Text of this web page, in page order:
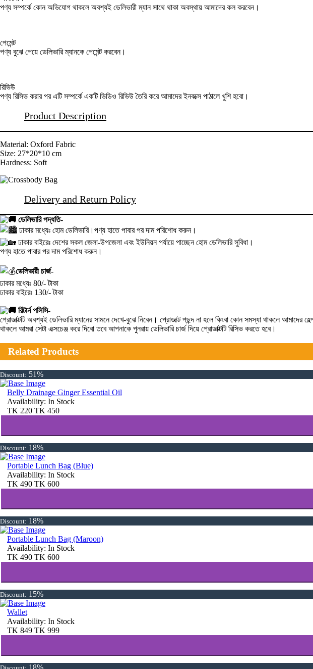
পণ্য সম্পর্কে কোন অভিযোগ থাকলে অবশ্যই ডেলিভারী ম্যান সাথে থাকা অবস্থায় আমাদের কল করবেন।
পেমেন্ট
পণ্য বুঝে পেয়ে ডেলিভারি ম্যানকে পেমেন্ট করবেন।
রিভিউ
পণ্য রিসিভ করার পর এটি সম্পর্কে একটি ভিডিও রিভিউ তৈরি করে আমাদের ইনবক্সে পাঠালে খুশি হবো।
Product Description
Material: Oxford Fabric
Size: 27*20*10 cm
Hardness: Soft
Delivery and Return Policy
ডেলিভারি পদ্ধতি-
ঢাকার মধ্যেঃ হোম ডেলিভারি।পণ্য হাতে পাবার পর দাম পরিশোধ করুন।
ঢাকার বাইরেঃ দেশের সকল জেলা-উপজেলা এবং ইউনিয়ন পর্যায়ে পাচ্ছেন হোম ডেলিভারি সুবিধা।
পণ্য হাতে পাবার পর দাম পরিশোধ করুন।
ডেলিভারী চার্জ-
ঢাকার মধ্যেঃ 80/- টাকা
ঢাকার বাইরেঃ 130/- টাকা
রিটার্ন পলিসি-
প্রোডাক্টটি অবশ্যই ডেলিভারি ম্যানের সামনে দেখে-বুঝে নিবেন। প্রোডাক্ট পছন্দ না হলে কিংবা কোন সমস্যা থাকলে
থাকলে আমরা সেটা এক্সচেঞ্জ করে দিবো তবে আপনাকে পুনরায় ডেলিভারি চার্জ দিয়ে প্রোডাক্টটি রিসিভ করতে হবে।
Related Products
Discount: 51%
Belly Drainage Ginger Essential Oil
Availability: In Stock
TK 220 TK 450
Discount: 18%
Portable Lunch Bag (Blue)
Availability: In Stock
TK 490 TK 600
Discount: 18%
Portable Lunch Bag (Maroon)
Availability: In Stock
TK 490 TK 600
Discount: 15%
Wallet
Availability: In Stock
TK 849 TK 999
18%